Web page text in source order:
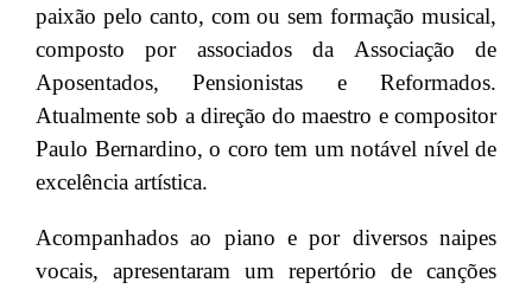
paixão pelo canto, com ou sem formação musical,
composto por associados da Associação de
Aposentados, Pensionistas e Reformados.
Atualmente sob a direção do maestro e compositor
Paulo Bernardino, o coro tem um notável nível de
excelência artística.
Acompanhados ao piano e por diversos naipes
vocais, apresentaram um repertório de canções